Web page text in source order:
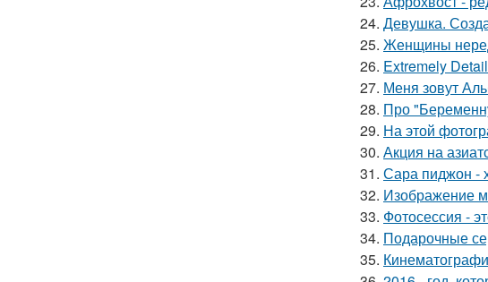
24. Девушка.
25. Женщины
26. Extremely
27. Меня зовут
28. Про
29. На этой
30. Акция на
31. Сара пиджон -
32. Изображение
33. Фотосессия -
34. Подарочные
35.